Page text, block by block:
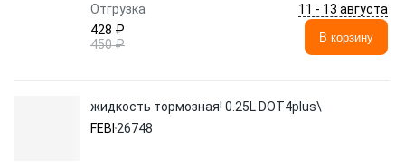
Отгрузка
11 - 13 августа
428 ₽
450 ₽
В корзину
жидкость тормозная! 0.25L DOT4plus\
FEBI 26748